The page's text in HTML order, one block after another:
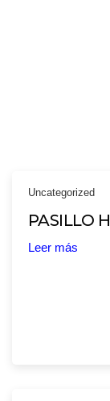
Uncategorized
PASILLO
Leer más